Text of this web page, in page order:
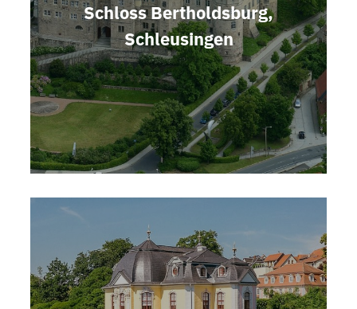
Schloss Bertholdsburg,
Schleusingen